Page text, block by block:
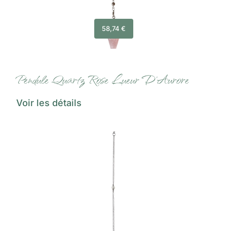
58,74 €
Pendule Quartz Rose Lueur D’Aurore
Voir les détails